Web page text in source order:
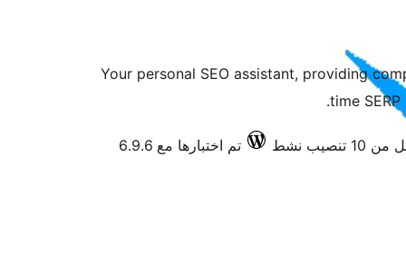
Your personal SEO assistant, providing
time
10 تنصيب نشط تم اختبارها مع 6.9.6